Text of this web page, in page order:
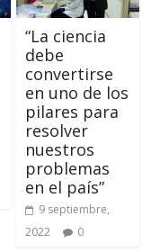
“La ciencia
debe
convertirse
en uno de los
pilares para
resolver
nuestros
problemas
en el país”
9 septiembre,
2022
0